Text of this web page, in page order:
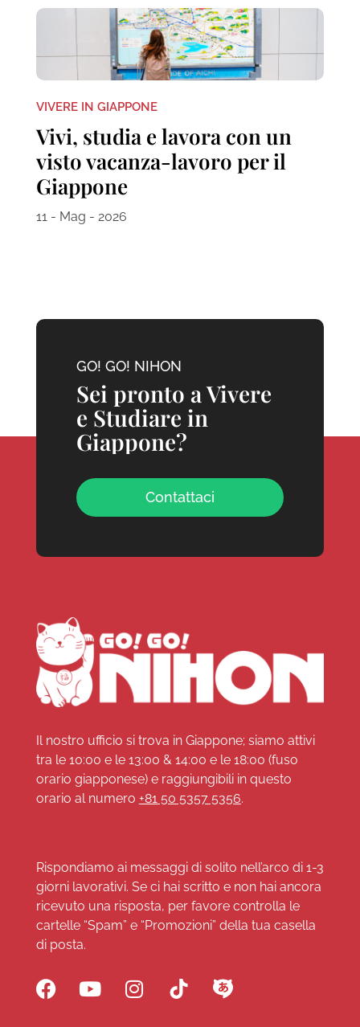
VIVERE IN GIAPPONE
Vivi, studia e lavora con un
visto vacanza-lavoro per il
Giappone
11 - Mag - 2026
GO! GO! NIHON
Sei pronto a Vivere
e Studiare in
Giappone?
Contattaci
Il nostro ufficio si trova in Giappone; siamo attivi
tra le 10:00 e le 13:00 & 14:00 e le 18:00 (fuso
orario giapponese) e raggiungibili in questo
orario al numero +81 50 5357 5356.
Rispondiamo ai messaggi di solito nell’arco di 1-3
giorni lavorativi. Se ci hai scritto e non hai ancora
ricevuto una risposta, per favore controlla le
cartelle “Spam” e “Promozioni” della tua casella
di posta.